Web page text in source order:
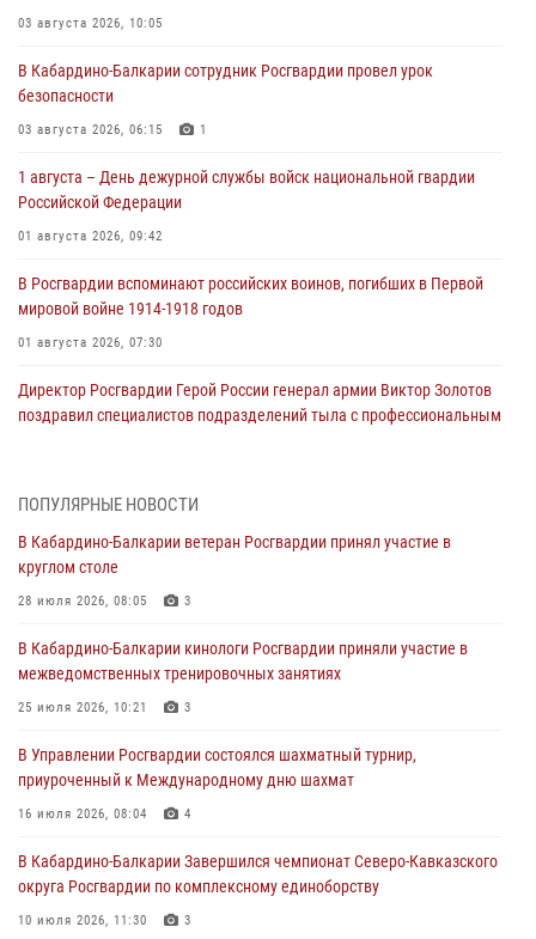
03 августа 2026, 10:05
В Кабардино‑Балкарии сотрудник Росгвардии провел урок
безопасности
03 августа 2026, 06:15 1
1 августа – День дежурной службы войск национальной гвардии
Российской Федерации
01 августа 2026, 09:42
В Росгвардии вспоминают российских воинов, погибших в Первой
мировой войне 1914-1918 годов
01 августа 2026, 07:30
Директор Росгвардии Герой России генерал армии Виктор Золотов
поздравил специалистов подразделений тыла с профессиональным
направлении
31 июля 2026, 09:22
генерала армии Виктора Золотова с заместителем полномочного
представителя Президента Российской Федерации в Северо-
Кавказском федеральном округе Виталием Кузнецовым
Управление Росгвардии по Кабардино-Балкарской Республике
информирует
В Кабардино-Балкарии нештатные инструктора подразделений
Росгвардии отработали профессиональные навыки
ПОПУЛЯРНЫЕ НОВОСТИ
В Кабардино-Балкарии ветеран Росгвардии принял участие в
круглом столе
28 июля 2026, 08:05 3
В Кабардино-Балкарии кинологи Росгвардии приняли участие в
межведомственных тренировочных занятиях
25 июля 2026, 10:21 3
В Управлении Росгвардии состоялся шахматный турнир,
приуроченный к Международному дню шахмат
16 июля 2026, 08:04 4
В Кабардино-Балкарии Завершился чемпионат Северо-Кавказского
округа Росгвардии по комплексному единоборству
10 июля 2026, 11:30 3